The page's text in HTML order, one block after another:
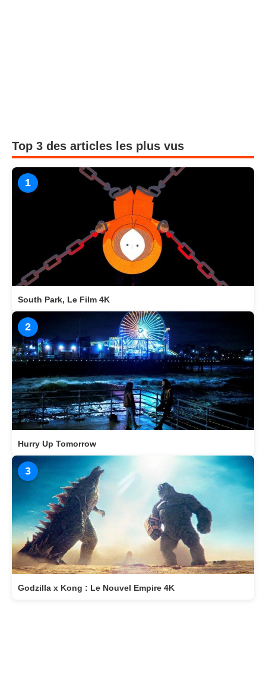
Top 3 des articles les plus vus
1
South Park, Le Film 4K
2
Hurry Up Tomorrow
3
Godzilla x Kong : Le Nouvel Empire 4K